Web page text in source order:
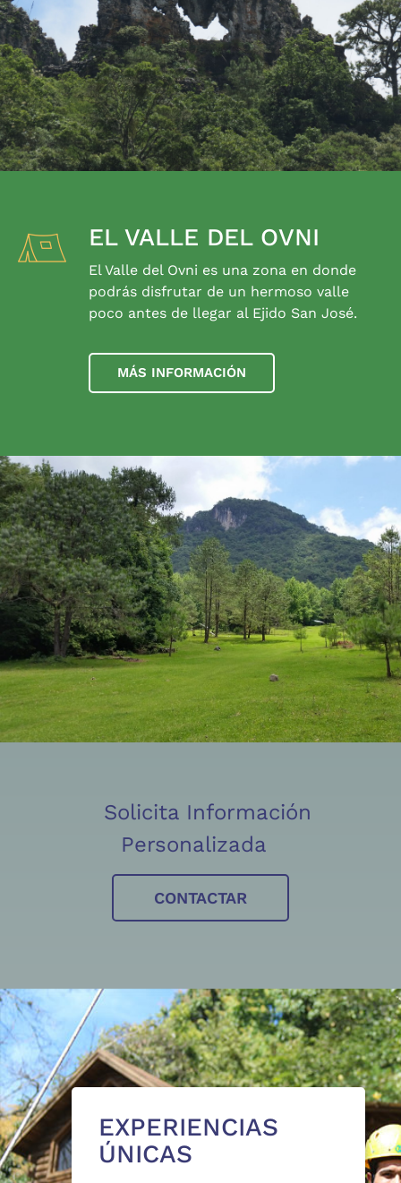
EL VALLE DEL OVNI
El Valle del Ovni es una zona en donde
podrás disfrutar de un hermoso valle
poco antes de llegar al Ejido San José.
MÁS INFORMACIÓN
Solicita Información
Personalizada
CONTACTAR
EXPERIENCIAS
ÚNICAS